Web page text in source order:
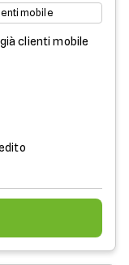
mobile
clienti mobile